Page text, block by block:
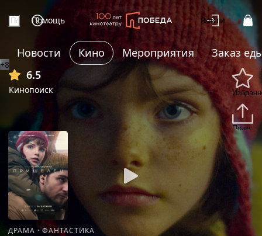
Помощь Войти
Новости Кино Мероприятия
Заказ
6.5
Кинопоиск
+8
ДРАМА ·ФАНТАСТИКА